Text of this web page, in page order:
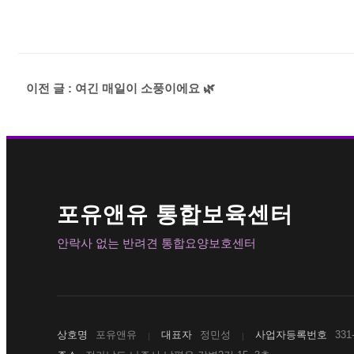
이전 글 : 여긴 매일이 소풍이에요 🌿
포유앤유 통합보육센터
안락사 없는 반려견 통합요양보호센터
상호명 포유앤유 | 대표자 정민성 | 사업자등록번호